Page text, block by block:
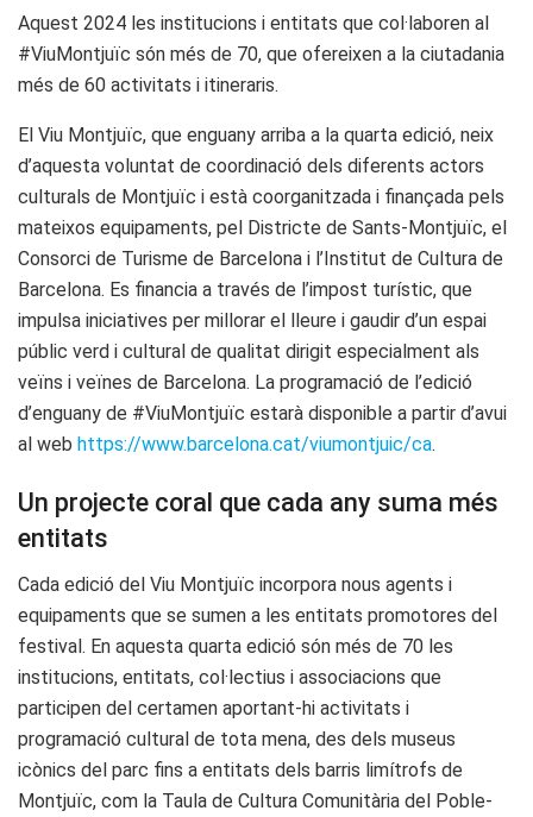
Aquest 2024 les institucions i entitats que col·laboren al
#ViuMontjuïc són més de 70, que ofereixen a la ciutadania
més de 60 activitats i itineraris.
El Viu Montjuïc, que enguany arriba a la quarta edició, neix
d’aquesta voluntat de coordinació dels diferents actors
culturals de Montjuïc i està coorganitzada i finançada pels
mateixos equipaments, pel Districte de Sants-Montjuïc, el
Consorci de Turisme de Barcelona i l’Institut de Cultura de
Barcelona. Es financia a través de l’impost turístic, que
impulsa iniciatives per millorar el lleure i gaudir d’un espai
públic verd i cultural de qualitat dirigit especialment als
veïns i veïnes de Barcelona. La programació de l’edició
d’enguany de #ViuMontjuïc estarà disponible a partir d’avui
al web https://www.barcelona.cat/viumontjuic/ca.
Un projecte coral que cada any suma més
entitats
Cada edició del Viu Montjuïc incorpora nous agents i
equipaments que se sumen a les entitats promotores del
festival. En aquesta quarta edició són més de 70 les
institucions, entitats, col·lectius i associacions que
participen del certamen aportant-hi activitats i
programació cultural de tota mena, des dels museus
icònics del parc fins a entitats dels barris limítrofs de
Montjuïc, com la Taula de Cultura Comunitària del Poble-